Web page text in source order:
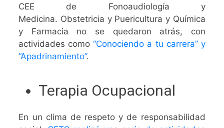
CEE de Fonoaudiología y
Medicina. Obstetricia y Puericultura y Química
y Farmacia no se quedaron atrás, con
actividades como“Conociendo a tu carrera” y
“Apadrinamiento”.
Terapia Ocupacional
En un clima de respeto y de responsabilidad